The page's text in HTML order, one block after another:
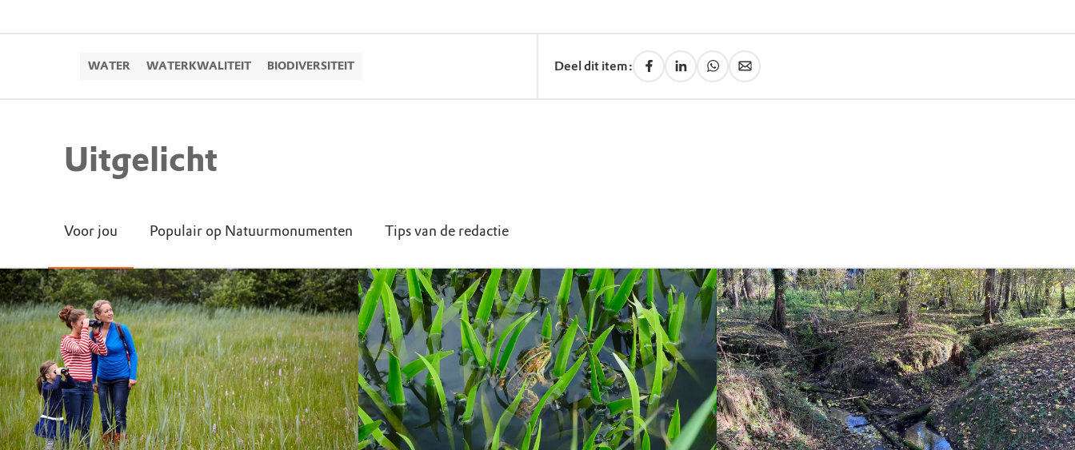
WATER WATERKWALITEIT BIODIVERSITEIT Deel dit item:
Uitgelicht
Voor jou Populair op Natuurmonumenten Tips van de redactie